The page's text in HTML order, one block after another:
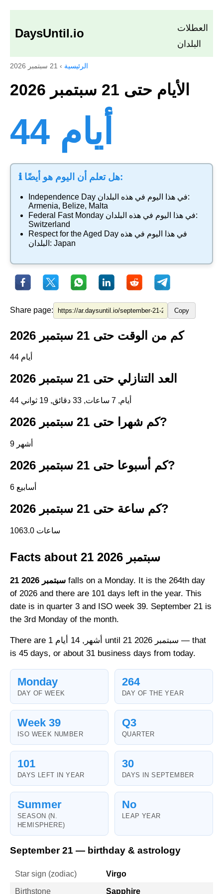
DaysUntil.io
العطلات
البلدان
الرئيسية › 21 سبتمبر 2026
الأيام حتى 21 سبتمبر 2026
44 أيام
ℹ️ هل تعلم أن اليوم هو أيضًا:
Independence Day
في هذا اليوم في هذه البلدان:
Armenia, Belize, Malta
Federal Fast Monday
في هذا اليوم في هذه البلدان:
Switzerland
Respect for the Aged Day
البلدان: Japan
Share page: Copy
كم من الوقت حتى 21 سبتمبر 2026
44 أيام
العد التنازلي حتى 21 سبتمبر 2026
44 أيام, 7 ساعات, 33 دقائق, 19 ثواني
كم شهرا حتى 21 سبتمبر 2026?
9 أشهر
كم أسبوعا حتى 21 سبتمبر 2026?
6 أسابيع
كم ساعة حتى 21 سبتمبر 2026?
1063.0 ساعات
Facts about 21 سبتمبر 2026
21 سبتمبر 2026 falls on a Monday. It is the 264th day
of 2026 and there are 101 days left in the year. This
date is in quarter 3 and ISO week 39. September 21 is
the 3rd Monday of the month.
There are 1 أشهر, 14 أيام until 21 سبتمبر 2026 — that
is 45 days, or about 31 business days from today.
Monday
DAY OF WEEK
264
DAY OF THE YEAR
Week 39
ISO WEEK NUMBER
Q3
QUARTER
101
DAYS LEFT IN YEAR
30
DAYS IN SEPTEMBER
Summer
SEASON (N.
HEMISPHERE)
No
LEAP YEAR
September 21 — birthday & astrology
Star sign (zodiac) Virgo
Birthstone Sapphire